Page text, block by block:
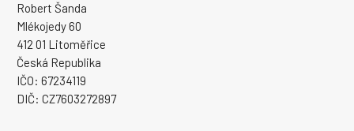
Robert Šanda
Mlékojedy 60
412 01 Litoměřice
Česká Republika
IČO: 67234119
DIČ: CZ7603272897